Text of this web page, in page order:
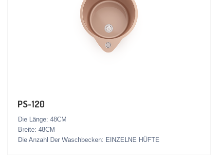
PS-120
Die Länge: 48CM
Breite: 48CM
Die Anzahl Der Waschbecken: EINZELNE HÜFTE